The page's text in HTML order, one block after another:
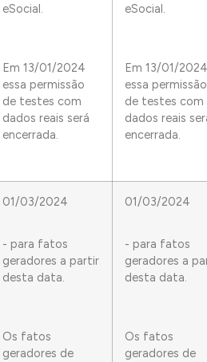
eSocial.
Em 13/01/2024
essa permissão
de testes com
dados reais será
encerrada.
eSocial.
Em 13/01/2024
essa permissão
de testes com
dados reais
encerrada.
01/03/2024
- para fatos
geradores a partir
desta data.
Os fatos
geradores de
01/03/2024
- para fatos
geradores a
desta data.
Os fatos
geradores de